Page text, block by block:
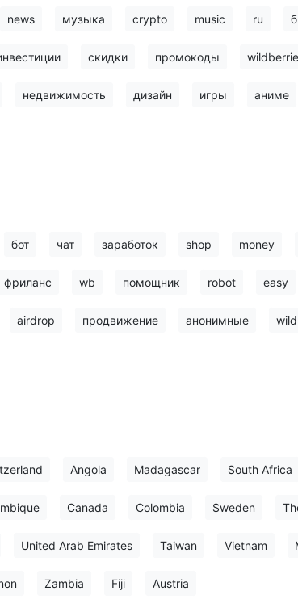
news музыка crypto music ru
скидки промокоды
недвижимость дизайн игры аниме
бот чат заработок shop money
фриланс wb помощник robot easy
airdrop продвижение анонимные
Angola Madagascar South Africa
Canada Colombia Sweden
United Arab Emirates Taiwan Vietnam
Zambia Fiji Austria